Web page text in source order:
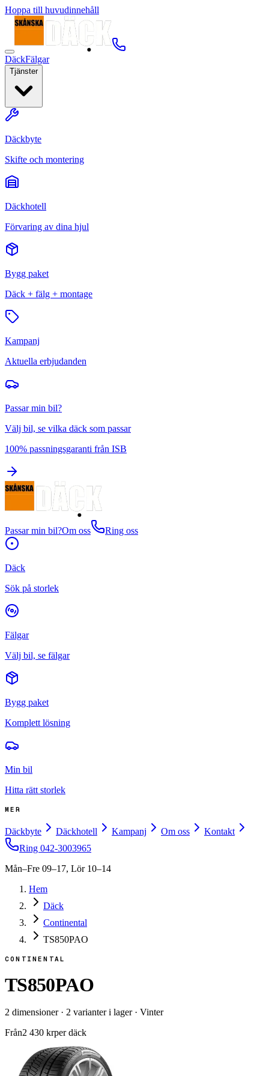
Hoppa till huvudinnehåll
DäckFälgar
Tjänster
Däckbyte
Skifte och montering
Däckhotell
Förvaring av dina hjul
Bygg paket
Däck + fälg + montage
Kampanj
Aktuella erbjudanden
Passar min bil?
Välj bil, se vilka däck som passar
100% passningsgaranti från ISB
Passar min bil?Om oss Ring oss
Däck
Sök på storlek
Fälgar
Välj bil, se fälgar
Bygg paket
Komplett lösning
Min bil
Hitta rätt storlek
MER
Däckbyte Däckhotell Kampanj Om oss
Kontakt
Ring 042-3003965
Mån–Fre 09–17, Lör 10–14
Hem
Däck
Continental
TS850PAO
CONTINENTAL
TS850PAO
2 dimensioner· 2 varianter i lager· Vinter
Från2 430 krper däck